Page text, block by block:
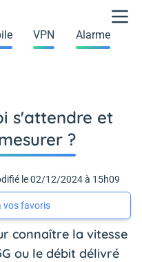
VPN Alarme
s'attendre et
?
le 02/12/2024 à 15h09
vos favoris
connaître la vitesse
ou le débit délivré